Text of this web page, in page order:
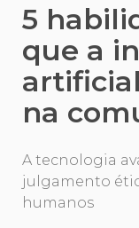
5
que a
na
A tecnologia
julgamento
humanos